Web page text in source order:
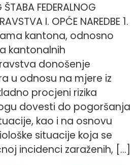
ŠTABA FEDERALNOG
I. OPĆE NAREDBE 1.
kantona, odnosno
kantonalnih
donošenje
u odnosu na mjere iz
procjeni rizika
dovesti do pogoršanja
kao i na osnovu
situacije koja se
incidenci zaraženih, […]